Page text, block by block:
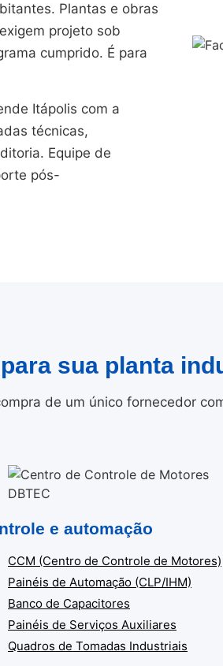
Plantas e obras
projeto sob
cumprido. É para
Itápolis com a
técnicas,
Equipe de
pós-
sua planta
de um único fornecedor
e automação
CCM (Centro de Controle de Motores)
Painéis de Automação (CLP/IHM)
Banco de Capacitores
Painéis de Serviços Auxiliares
Quadros de Tomadas Industriais